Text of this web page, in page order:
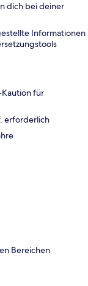
dich bei deiner
Informationen
für
erforderlich
Bereichen